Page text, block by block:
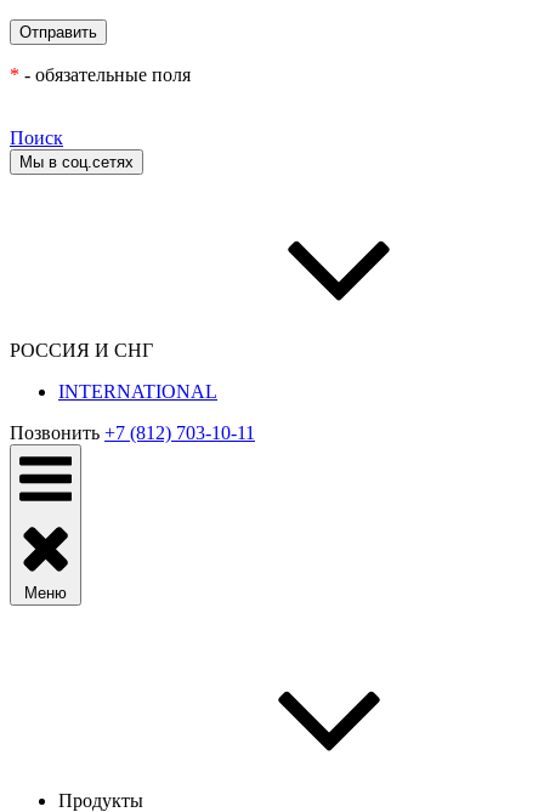
* - обязательные поля
Поиск
Мы в соц.сетях
РОССИЯ И СНГ
INTERNATIONAL
Позвонить +7 (812) 703-10-11
Меню
Продукты